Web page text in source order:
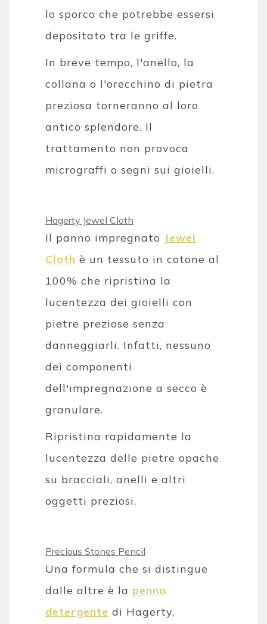
lo sporco che potrebbe essersi
depositato tra le griffe.
In breve tempo, l'anello, la
collana o l'orecchino di pietra
preziosa torneranno al loro
antico splendore. Il
trattamento non provoca
micrograffi o segni sui gioielli.
Hagerty Jewel Cloth
Il panno impregnato Jewel
Cloth è un tessuto in cotone al
100% che ripristina la
lucentezza dei gioielli con
pietre preziose senza
danneggiarli. Infatti, nessuno
dei componenti
dell'impregnazione a secco è
granulare.
Ripristina rapidamente la
lucentezza delle pietre opache
su bracciali, anelli e altri
oggetti preziosi.
Precious Stones Pencil
Una formula che si distingue
dalle altre è la penna
detergente di Hagerty,